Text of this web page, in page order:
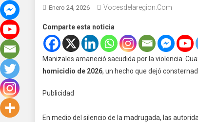
Enero 24, 2026 Vocesdelaregion.com
Comparte esta noticia
Manizales amaneció sacudida por la violencia.
homicidio de 2026, un hecho que dejó
Publicidad
En medio del silencio de la madrugada, las